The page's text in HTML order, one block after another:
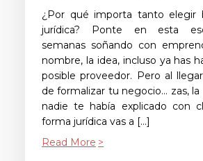
¿Por qué importa tanto elegir
jurídica? Ponte en esta
semanas soñando con
nombre, la idea, incluso ya has
posible proveedor. Pero al
de formalizar tu negocio… zas,
nadie te había explicado con
forma jurídica vas a […]
Read More